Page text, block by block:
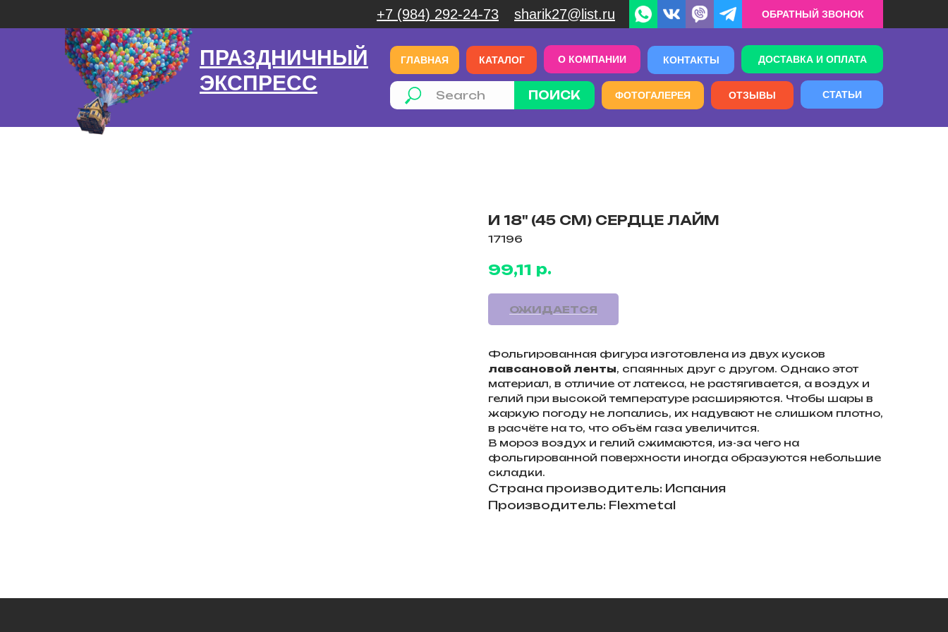
+7 (984) 292-24-73 sharik27@list.ru ОБРАТНЫЙ ЗВОНОК
ПРАЗДНИЧНЫЙ
ЭКСПРЕСС
ГЛАВНАЯ КАТАЛОГ О КОМПАНИИ КОНТАКТЫ ДОСТАВКА И ОПЛАТА
ОТЗЫВЫ СТАТЬИ
ФОТОГАЛЕРЕЯ
ПОИСК
И 18" (45 СМ) СЕРДЦЕ ЛАЙМ
17196
99,11 р.
Фольгированная фигура изготовлена из двух кусков
лавсановой ленты, спаянных друг с другом. Однако этот
материал, в отличие от латекса, не растягивается, а воздух и
гелий при высокой температуре расширяются. Чтобы шары в
жаркую погоду не лопались, их надувают не слишком плотно,
в расчёте на то, что объём газа увеличится.
В мороз воздух и гелий сжимаются, из-за чего на
фольгированной поверхности иногда образуются небольшие
складки.
Страна производитель: Испания
Производитель: Flexmetal